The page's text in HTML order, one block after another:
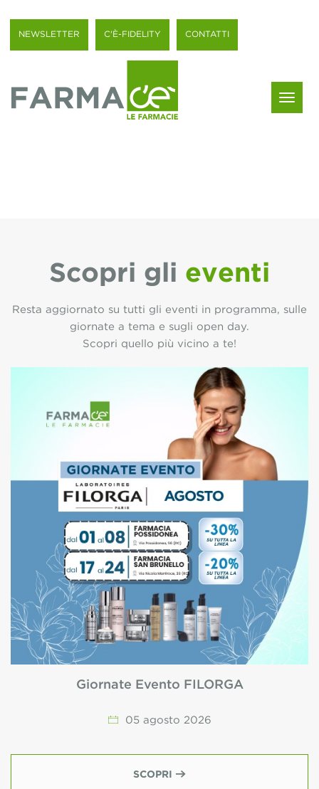
NEWSLETTER C'È-FIDELITY CONTATTI
Menu
Scopri gli eventi
Resta aggiornato su tutti gli eventi in programma, sulle
giornate a tema e sugli open day.
Scopri quello più vicino a te!
Giornate Evento FILORGA
05 agosto 2026
SCOPRI